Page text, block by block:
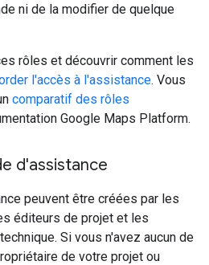
ni de la modifier de quelque
rôles et découvrir comment les
l'accès à l'assistance. Vous
comparatif des rôles
Google Maps Platform.
d'assistance
peuvent être créées par les
éditeurs de projet et les
Si vous n'avez aucun de
de votre projet ou